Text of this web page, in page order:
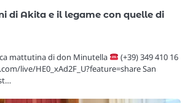
di Akita e il legame con quelle di
mattutina di don Minutella
(+39) 349 410 16
live/HE0_xAd2F_U?feature=share San